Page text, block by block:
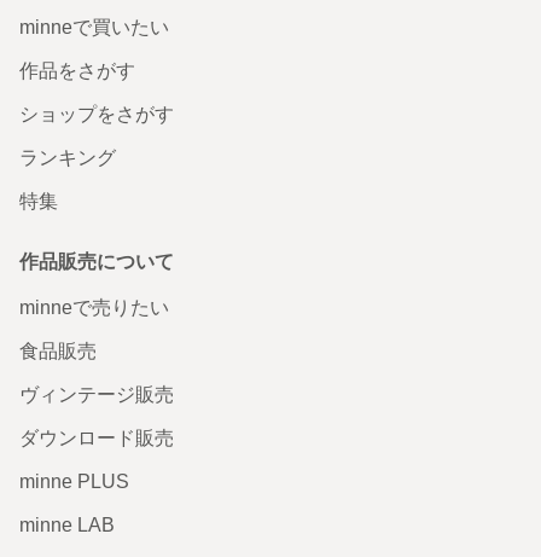
minneで買いたい
作品をさがす
ショップをさがす
ランキング
特集
作品販売について
minneで売りたい
食品販売
ヴィンテージ販売
ダウンロード販売
minne PLUS
minne LAB